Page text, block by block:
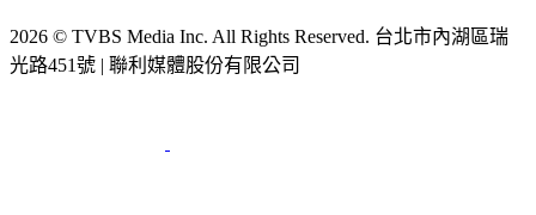
2026 © TVBS Media Inc. All Rights Reserved. 台北市內湖區瑞
光路451號 | 聯利媒體股份有限公司